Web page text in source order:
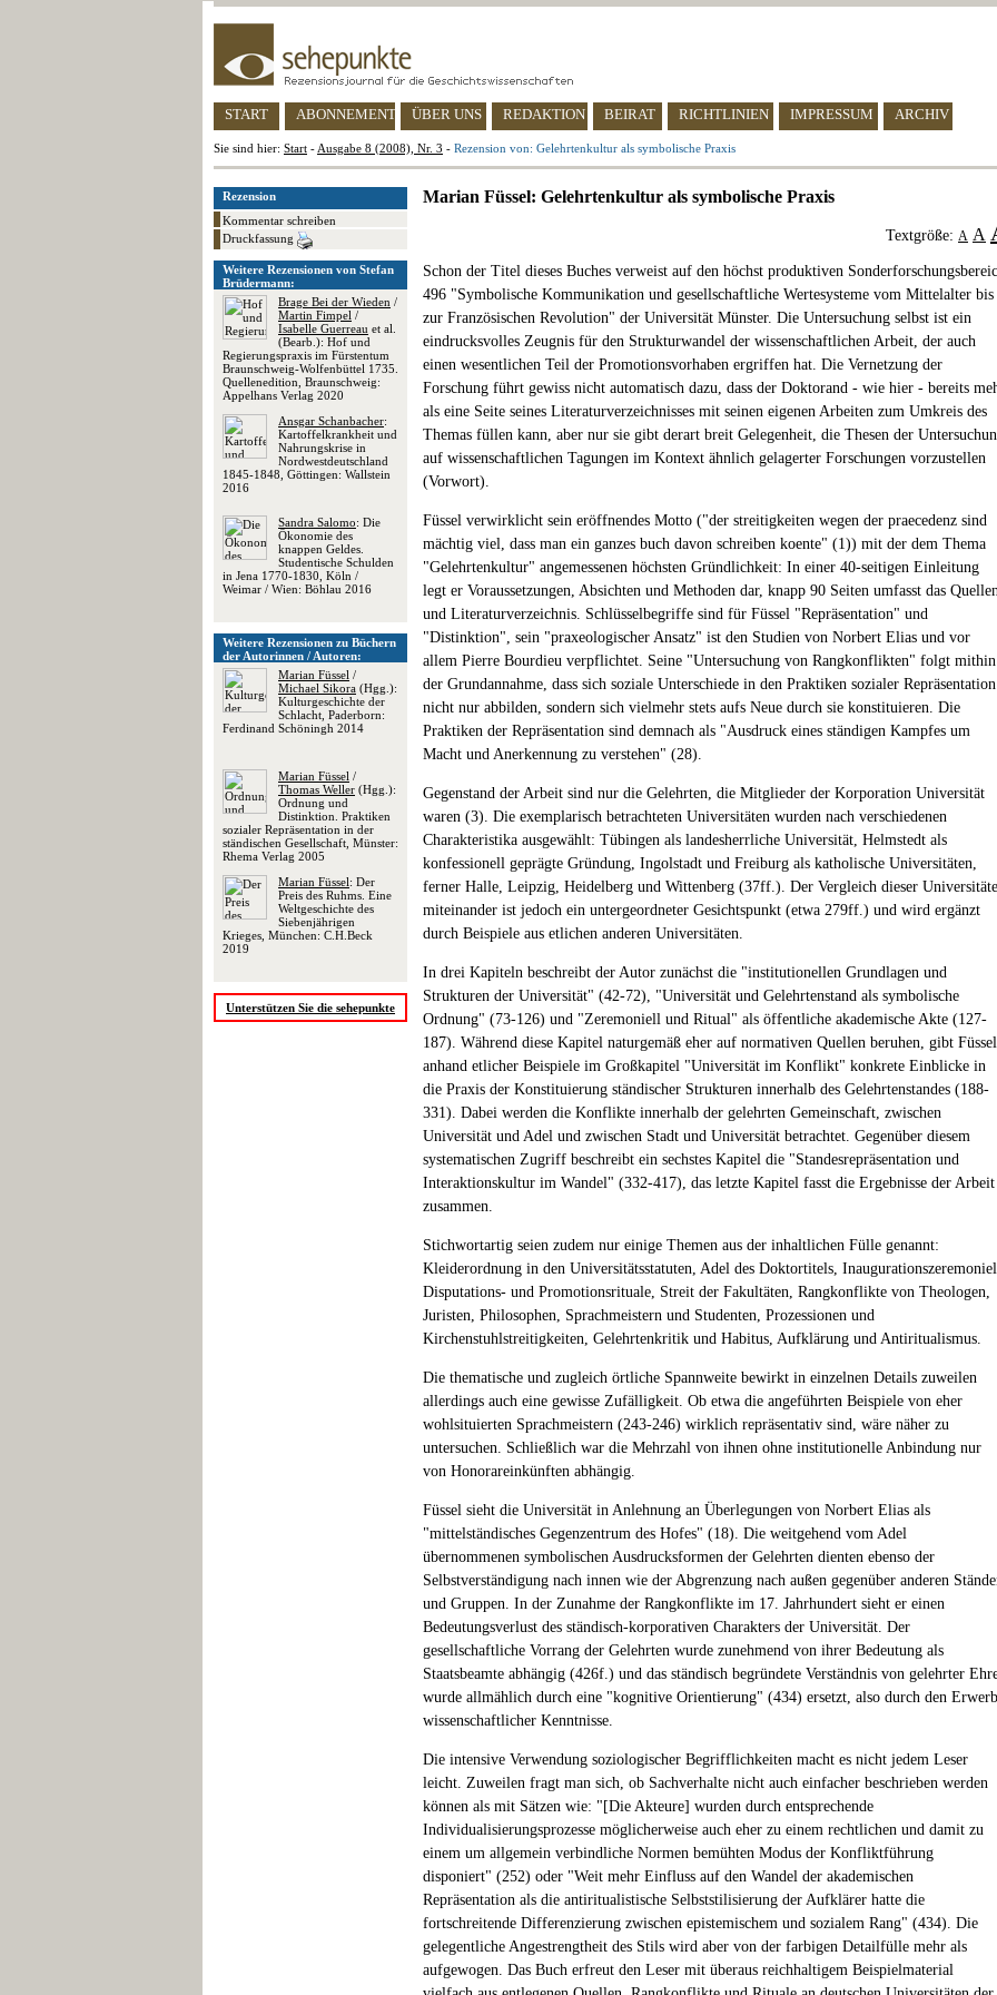
START ABONNEMENT ÜBER UNS REDAKTION BEIRAT RICHTLINIEN IMPRESSUM ARCHIV
Sie sind hier: Start - Ausgabe 8 (2008), Nr. 3 - Rezension von: Gelehrtenkultur als symbolische Praxis
Rezension
Kommentar schreiben
Druckfassung
Weitere Rezensionen von Stefan
Brüdermann:
Brage Bei der Wieden /
Martin Fimpel /
Isabelle Guerreau et al.
(Bearb.): Hof und
Regierungspraxis im Fürstentum
Braunschweig-Wolfenbüttel 1735.
Quellenedition, Braunschweig:
Appelhans Verlag 2020
Ansgar Schanbacher:
Kartoffelkrankheit und
Nahrungskrise in
Nordwestdeutschland
1845-1848, Göttingen: Wallstein
2016
Sandra Salomo: Die
Ökonomie des
knappen Geldes.
Studentische Schulden
in Jena 1770-1830, Köln /
Weimar / Wien: Böhlau 2016
Weitere Rezensionen zu Büchern
der Autorinnen / Autoren:
Marian Füssel /
Michael Sikora (Hgg.):
Kulturgeschichte der
Schlacht, Paderborn:
Ferdinand Schöningh 2014
Marian Füssel /
Thomas Weller (Hgg.):
Ordnung und
Distinktion. Praktiken
sozialer Repräsentation in der
ständischen Gesellschaft, Münster:
Rhema Verlag 2005
Marian Füssel: Der
Preis des Ruhms. Eine
Weltgeschichte des
Siebenjährigen
Krieges, München: C.H.Beck
2019
Unterstützen Sie die sehepunkte
Marian Füssel: Gelehrtenkultur als symbolische Praxis
Textgröße: A A
Schon der Titel dieses Buches verweist auf den höchst produktiven
496 "Symbolische Kommunikation und gesellschaftliche Wertesysteme vom Mittelalter bis
zur Französischen Revolution" der Universität Münster. Die Untersuchung selbst ist ein
eindrucksvolles Zeugnis für den Strukturwandel der wissenschaftlichen Arbeit, der auch
einen wesentlichen Teil der Promotionsvorhaben ergriffen hat. Die Vernetzung der
Forschung führt gewiss nicht automatisch dazu, dass der Doktorand - wie hier - bereits
als eine Seite seines Literaturverzeichnisses mit seinen eigenen Arbeiten zum Umkreis des
Themas füllen kann, aber nur sie gibt derart breit Gelegenheit, die Thesen der
auf wissenschaftlichen Tagungen im Kontext ähnlich gelagerter Forschungen vorzustellen
(Vorwort).
Füssel verwirklicht sein eröffnendes Motto ("der streitigkeiten wegen der praecedenz sind
mächtig viel, dass man ein ganzes buch davon schreiben koente" (1)) mit der dem Thema
"Gelehrtenkultur" angemessenen höchsten Gründlichkeit: In einer 40-seitigen Einleitung
legt er Voraussetzungen, Absichten und Methoden dar, knapp 90 Seiten umfasst das
und Literaturverzeichnis. Schlüsselbegriffe sind für Füssel "Repräsentation" und
"Distinktion", sein "praxeologischer Ansatz" ist den Studien von Norbert Elias und vor
allem Pierre Bourdieu verpflichtet. Seine "Untersuchung von Rangkonflikten" folgt mithin
der Grundannahme, dass sich soziale Unterschiede in den Praktiken sozialer Repräsentation
nicht nur abbilden, sondern sich vielmehr stets aufs Neue durch sie konstituieren. Die
Praktiken der Repräsentation sind demnach als "Ausdruck eines ständigen Kampfes um
Macht und Anerkennung zu verstehen" (28).
Gegenstand der Arbeit sind nur die Gelehrten, die Mitglieder der Korporation Universität
waren (3). Die exemplarisch betrachteten Universitäten wurden nach verschiedenen
Charakteristika ausgewählt: Tübingen als landesherrliche Universität, Helmstedt als
konfessionell geprägte Gründung, Ingolstadt und Freiburg als katholische Universitäten,
ferner Halle, Leipzig, Heidelberg und Wittenberg (37ff.). Der Vergleich dieser
miteinander ist jedoch ein untergeordneter Gesichtspunkt (etwa 279ff.) und wird ergänzt
durch Beispiele aus etlichen anderen Universitäten.
In drei Kapiteln beschreibt der Autor zunächst die "institutionellen Grundlagen und
Strukturen der Universität" (42-72), "Universität und Gelehrtenstand als symbolische
Ordnung" (73-126) und "Zeremoniell und Ritual" als öffentliche akademische Akte (127-
187). Während diese Kapitel naturgemäß eher auf normativen Quellen beruhen, gibt Füssel
anhand etlicher Beispiele im Großkapitel "Universität im Konflikt" konkrete Einblicke in
die Praxis der Konstituierung ständischer Strukturen innerhalb des Gelehrtenstandes (188-
331). Dabei werden die Konflikte innerhalb der gelehrten Gemeinschaft, zwischen
Universität und Adel und zwischen Stadt und Universität betrachtet. Gegenüber diesem
systematischen Zugriff beschreibt ein sechstes Kapitel die "Standesrepräsentation und
Interaktionskultur im Wandel" (332-417), das letzte Kapitel fasst die Ergebnisse der Arbeit
zusammen.
Stichwortartig seien zudem nur einige Themen aus der inhaltlichen Fülle genannt:
Kleiderordnung in den Universitätsstatuten, Adel des Doktortitels,
Disputations- und Promotionsrituale, Streit der Fakultäten, Rangkonflikte von Theologen,
Juristen, Philosophen, Sprachmeistern und Studenten, Prozessionen und
Kirchenstuhlstreitigkeiten, Gelehrtenkritik und Habitus, Aufklärung und Antiritualismus.
Die thematische und zugleich örtliche Spannweite bewirkt in einzelnen Details zuweilen
allerdings auch eine gewisse Zufälligkeit. Ob etwa die angeführten Beispiele von eher
wohlsituierten Sprachmeistern (243-246) wirklich repräsentativ sind, wäre näher zu
untersuchen. Schließlich war die Mehrzahl von ihnen ohne institutionelle Anbindung nur
von Honorareinkünften abhängig.
Füssel sieht die Universität in Anlehnung an Überlegungen von Norbert Elias als
"mittelständisches Gegenzentrum des Hofes" (18). Die weitgehend vom Adel
übernommenen symbolischen Ausdrucksformen der Gelehrten dienten ebenso der
Selbstverständigung nach innen wie der Abgrenzung nach außen gegenüber anderen
und Gruppen. In der Zunahme der Rangkonflikte im 17. Jahrhundert sieht er einen
Bedeutungsverlust des ständisch-korporativen Charakters der Universität. Der
gesellschaftliche Vorrang der Gelehrten wurde zunehmend von ihrer Bedeutung als
Staatsbeamte abhängig (426f.) und das ständisch begründete Verständnis von gelehrter
wurde allmählich durch eine "kognitive Orientierung" (434) ersetzt, also durch den Erwerb
wissenschaftlicher Kenntnisse.
Die intensive Verwendung soziologischer Begrifflichkeiten macht es nicht jedem Leser
leicht. Zuweilen fragt man sich, ob Sachverhalte nicht auch einfacher beschrieben werden
können als mit Sätzen wie: "[Die Akteure] wurden durch entsprechende
Individualisierungsprozesse möglicherweise auch eher zu einem rechtlichen und damit zu
einem um allgemein verbindliche Normen bemühten Modus der Konfliktführung
disponiert" (252) oder "Weit mehr Einfluss auf den Wandel der akademischen
Repräsentation als die antiritualistische Selbststilisierung der Aufklärer hatte die
fortschreitende Differenzierung zwischen epistemischem und sozialem Rang" (434). Die
gelegentliche Angestrengtheit des Stils wird aber von der farbigen Detailfülle mehr als
aufgewogen. Das Buch erfreut den Leser mit überaus reichhaltigem Beispielmaterial